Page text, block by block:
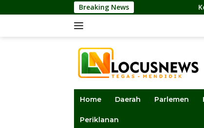
ke
Breaking NewsKetua DPRD Sulteng:
Home Daerah Parlemen
Periklanan